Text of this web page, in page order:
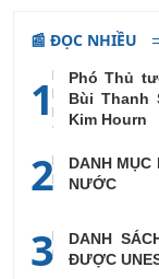
📰 ĐỌC NHIỀU
1
Phó Thủ
Bùi Thanh
Kim Hourn
2
DANH MỤC
NƯỚC
3
DANH
ĐƯỢC